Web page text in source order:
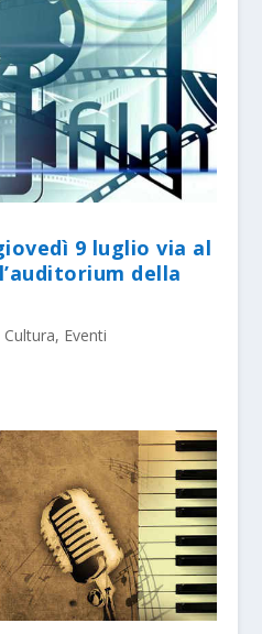
9 luglio via al
della
Cultura, Eventi